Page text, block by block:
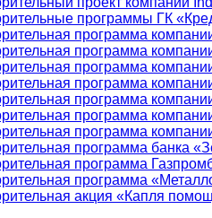
программы ГК
программа
программа
программа
программа
программа
программа
программа
программа банка
программа
программа
акция «Капля